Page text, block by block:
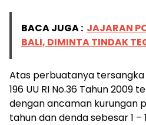
BACA JUGA : JAJARAN
BALI, DIMINTA TINDAK
Atas perbuatanya tersangka
196 UU RI No.36 Tahun 2009
dengan ancaman kurungan
tahun dan denda sebesar 1 –